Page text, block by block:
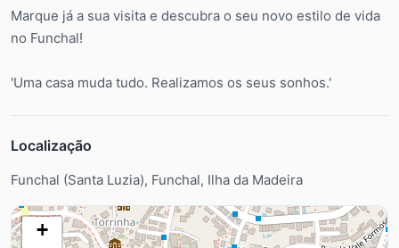
Marque já a sua visita e descubra o seu novo estilo de vida
no Funchal!
'Uma casa muda tudo. Realizamos os seus sonhos.'
Localização
Funchal (Santa Luzia), Funchal, Ilha da Madeira
+